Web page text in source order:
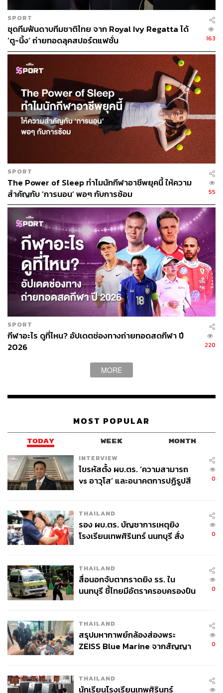
TAGS: american football
การนอนหลับ
3.3K
สมศักดิ์ จันทวิชชประภา
โปรดิวเซอร์ คอลัมนิสต์ และบรรณาธิการ ผู้
หลงใหลในความตื่นเต้นของกีฬาและความ
สงบของการอ่านหนังสือเงียบๆ
SPORT
ชุดทีมฟันดาบทีมชาติไทย จาก Royal Ivy Regatta ได้
‘ตู-นิ้ง’ ถ่ายทอดลุคสปอร์ตแฟชั่น
163
SPORT
The Power of Sleep ทำไมนักกีฬาอาชีพยุคนี้ ให้ความ
สำคัญกับ ‘การนอน’ พอๆ กับการซ้อม
55
SPORT
กีฬาอะไร ดูที่ไหน? อัปเดตช่องทางถ่ายทอดสดกีฬา ปี
2026
220
MORE
MOST POPULAR
TODAY WEEK MONTH
INTERVIEW
ไขรหัสตั้ง ผบ.ตร. ‘ความสามารถ
vs อาวุโส’ และอนาคตการปฏิรูปสี
0
THAILAND
รอง ผบ.ตร. บัญชาการเหตุยิง
โรงเรียนเทพศิรินทร์ นนทบุรี สั่ง
0
THAILAND
สื่อนอกจับตากราดยิง รร. ใน
นนทบุรี ชี้ไทยมีอัตราครอบครองปืน
0
THAILAND
สรุปมหากาพย์กล้องส่องพระ
ZEISS Blue Marine จากสัญญา
จ่ายหนี้-แอบระบุแบรนด์
0
THAILAND
นักเรียนโรงเรียนเทพศิรินทร์